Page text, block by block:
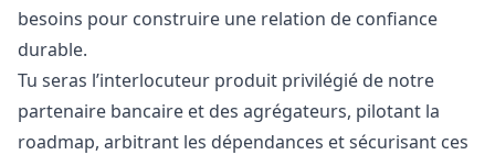
besoins pour construire une relation de confiance
durable.
Tu seras l’interlocuteur produit privilégié de notre
partenaire bancaire et des agrégateurs, pilotant la
roadmap, arbitrant les dépendances et sécurisant ces